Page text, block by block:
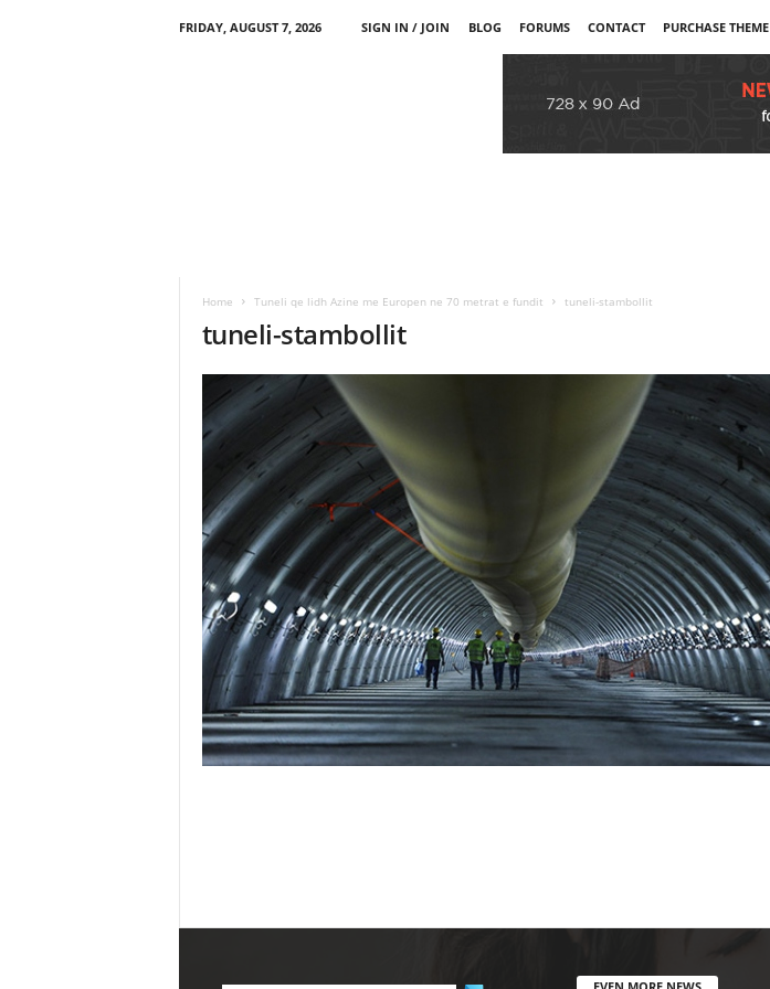
FRIDAY, AUGUST 7, 2026 SIGN IN / JOIN BLOG FORUMS CONTACT PURCHASE THEME
Home Tuneli qe lidh Azine me Europen ne 70 metrat e fundit tuneli-stambollit
tuneli-stambollit